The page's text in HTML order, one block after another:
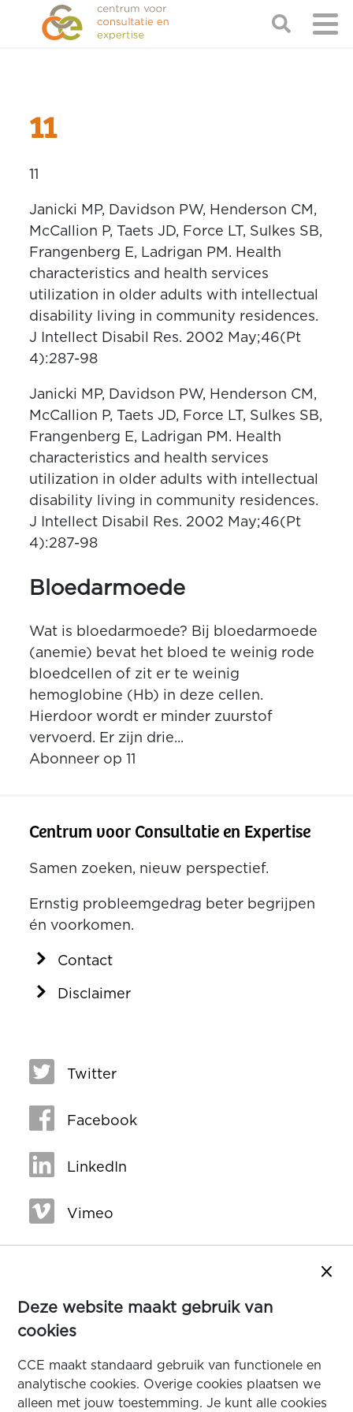
Deze website maakt gebruik van
cookies
CCE maakt standaard gebruik van functionele en
analytische cookies. Overige cookies plaatsen we
alleen met jouw toestemming. Je kunt alle cookies
Sluit
11
Janicki MP, Davidson PW, Henderson CM,
McCallion P, Taets JD, Force LT, Sulkes SB,
Frangenberg E, Ladrigan PM. Health
characteristics and health services
utilization in older adults with intellectual
disability living in community residences.
J Intellect Disabil Res. 2002 May;46(Pt
4):287-98
Janicki MP, Davidson PW, Henderson CM,
McCallion P, Taets JD, Force LT, Sulkes SB,
Frangenberg E, Ladrigan PM. Health
characteristics and health services
utilization in older adults with intellectual
disability living in community residences.
J Intellect Disabil Res. 2002 May;46(Pt
4):287-98
Bloedarmoede
Wat is bloedarmoede? Bij bloedarmoede
(anemie) bevat het bloed te weinig rode
bloedcellen of zit er te weinig
hemoglobine (Hb) in deze cellen.
Hierdoor wordt er minder zuurstof
vervoerd. Er zijn drie...
Abonneer op 11
Centrum voor Consultatie en Expertise
Samen zoeken, nieuw perspectief.
Ernstig probleemgedrag beter begrijpen
én voorkomen.
Contact
Disclaimer
Twitter
Facebook
LinkedIn
Vimeo